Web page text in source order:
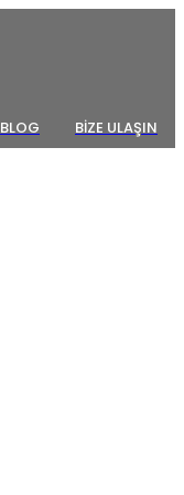
BLOG BİZE ULAŞIN